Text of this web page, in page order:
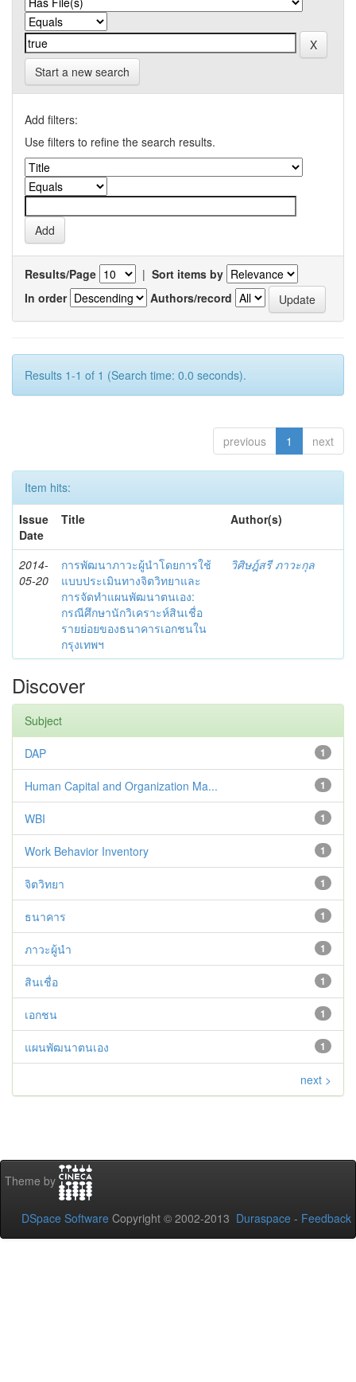
Start a new search
Add filters:
Use filters to refine the search results.
Results/Page | Sort items by
In order
Authors/record
Results 1-1 of 1 (Search time: 0.0 seconds).
previous 1 next
Item hits:
Issue
Date
Title Author(s)
2014-
05-20
การพัฒนาภาวะผู้นำโดยการใช้
แบบประเมินทางจิตวิทยาและ
การจัดทำแผนพัฒนาตนเอง:
กรณีศึกษานักวิเคราะห์สินเชื่อ
รายย่อยของธนาคารเอกชนใน
กรุงเทพฯ
วิศิษฎ์สรี ภาวะกุล
Discover
Subject
1
DAP
1
Human Capital and Organization Ma...
1
WBI
1
Work Behavior Inventory
1
จิตวิทยา
1
ธนาคาร
1
ภาวะผู้นำ
1
สินเชื่อ
1
เอกชน
1
แผนพัฒนาตนเอง
next >
Theme by
DSpace Software Copyright © 2002-2013 Duraspace - Feedback